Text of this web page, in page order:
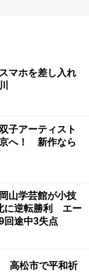
マホを差し入れ
子アーティスト
へ！ 新作なら
山学芸館が小技
に逆転勝利 エー
回途中3失点
高松市で平和祈